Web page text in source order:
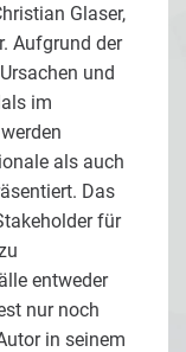
Glaser,
Aufgrund der
und
im
als auch
Das
für
entweder
nur noch
in seinem